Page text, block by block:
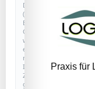
Praxis für
Drittanbieter
(z.
B.
Google)
werden
erst
nach
Ihrer
Zustimmung
geladen.